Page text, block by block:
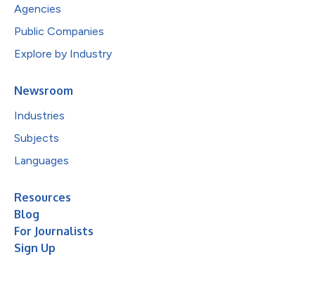
Agencies
Public Companies
Explore by Industry
Newsroom
Industries
Subjects
Languages
Resources
Blog
For Journalists
Sign Up